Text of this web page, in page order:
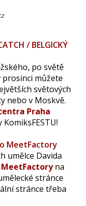
/ BELGICKÝ
po světě
prosinci můžete
světových
nebo v Moskvě.
Praha
MeetFactory
umělce Davida
MeetFactoryna
stránce
stránce třeba